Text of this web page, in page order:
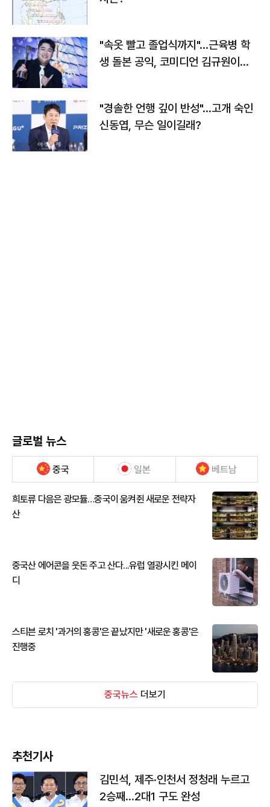
"속옷 빨고 졸업식까지"…근육병 학
생 돌본 공익, 코미디언 김규원이었
"경솔한 언행 깊이 반성"…고개 숙인
신동엽, 무슨 일이길래?
글로벌 뉴스
중국 일본 베트남
희토류 다음은 광모듈…중국이 움켜쥔 새로운 전략자
산
중국산 에어콘을 웃돈 주고 산다...유럽 열광시킨 메이
디
스티븐 로치 '과거의 홍콩'은 끝났지만 '새로운 홍콩'은
진행중
중국뉴스 더보기
추천기사
김민석, 제주·인천서 정청래 누르고
2승째…2대1 구도 완성